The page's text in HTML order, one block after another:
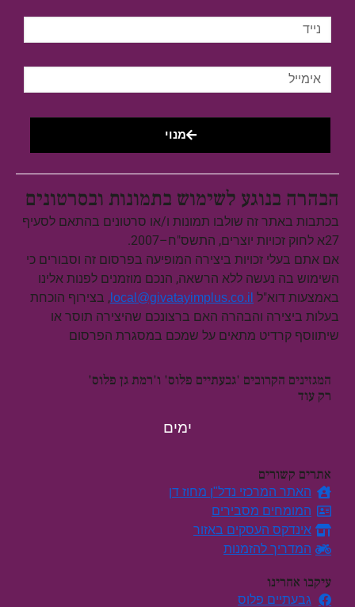
מנוי
הבהרה בנוגע לשימוש בתמונות ובסרטונים
בכתבות באתר זה שולבו תמונות ו/או סרטונים בהתאם לסעיף
27א לחוק זכויות יוצרים, התשס"ח–2007.
אם אתם בעלי זכויות ביצירה המופיעה בפרסום זה וסבורים כי
השימוש בה נעשה ללא הרשאה, הנכם מוזמנים לפנות אלינו
באמצעות דוא"ל local@givatayimplus.co.il , בצירוף הוכחת
בעלות ביצירה והבהרה האם ברצונכם שהיצירה תוסר או
שיתווסף קרדיט מתאים על שמכם במסגרת הפרסום
המגזינים הקרובים 'גבעתיים פלוס' ו'רמת גן פלוס'
רק עוד
ימים
אתרים קשורים
האתר המרכזי נדל"ן מחוז דן
המומחים מסבירים
אינדקס העסקים באזור
המדריך להזמנות
עיקבו אחרינו
גבעתיים פלוס